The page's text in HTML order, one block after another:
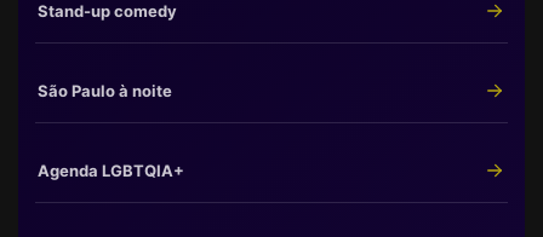
Stand-up comedy
São Paulo à noite
Agenda LGBTQIA+